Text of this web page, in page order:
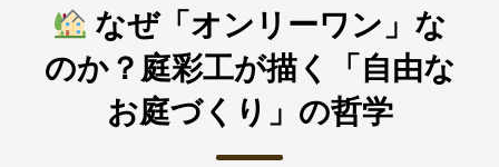
なぜ「オンリーワン」な
のか？庭彩工が描く「自由な
お庭づくり」の哲学